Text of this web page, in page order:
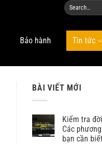
Bảo hành Tin tức
BÀI VIẾT MỚI
Kiểm tra
Các
bạn cần